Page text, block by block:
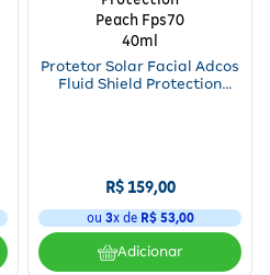
Protetor Solar Facial Adcos
Fluid Shield Protection
R$159,00
ou 3x de R$ 53,00
Adicionar